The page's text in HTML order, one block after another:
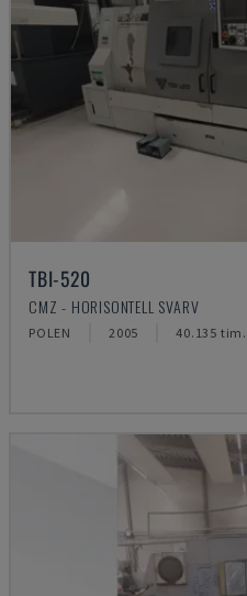
TBI-520
CMZ - HORISONTELL SVARV
POLEN 2005 40.135 tim.